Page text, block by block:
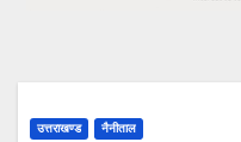
उत्तराखण्ड नैनीताल